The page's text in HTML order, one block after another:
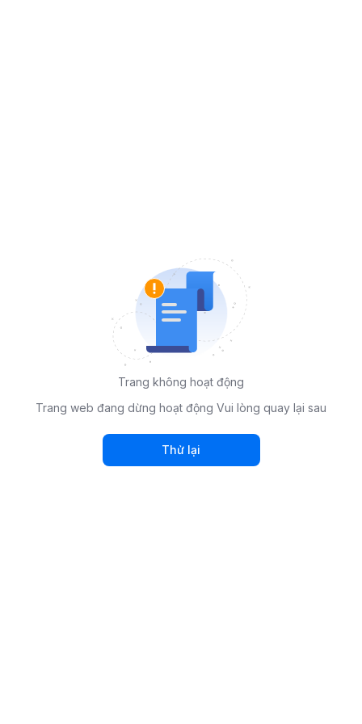
Trang không hoạt động
Trang web đang dừng hoạt động Vui lòng quay lại sau
Thử lại